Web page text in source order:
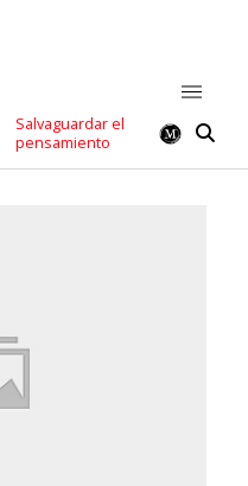
Salvaguardar el
pensamiento